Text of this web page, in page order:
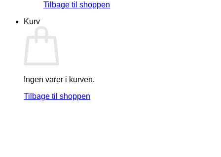
Tilbage til shoppen
Kurv
Ingen varer i kurven.
Tilbage til shoppen